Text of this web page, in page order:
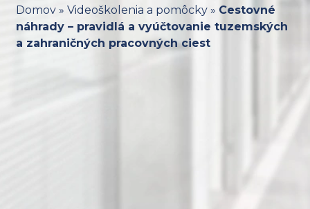
Domov» Videoškolenia a pomôcky» Cestovné
náhrady – pravidlá a vyúčtovanie tuzemských
a zahraničných pracovných ciest